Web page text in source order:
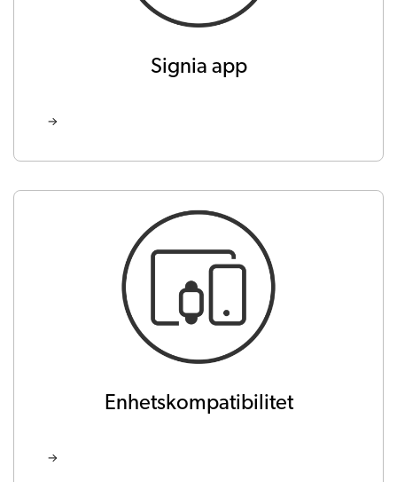
Signia app
Enhetskompatibilitet